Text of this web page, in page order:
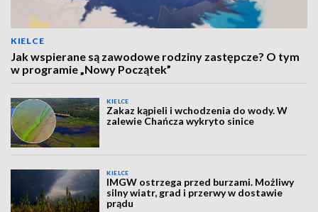
KIELCE
Jak wspierane są zawodowe rodziny zastępcze? O tym
w programie „Nowy Początek”
KIELCE
Zakaz kąpieli i wchodzenia do wody. W
zalewie Chańcza wykryto sinice
KIELCE
IMGW ostrzega przed burzami. Możliwy
silny wiatr, grad i przerwy w dostawie
prądu